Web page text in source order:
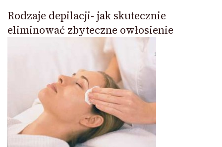
Rodzaje depilacji- jak skutecznie
eliminować zbyteczne owłosienie